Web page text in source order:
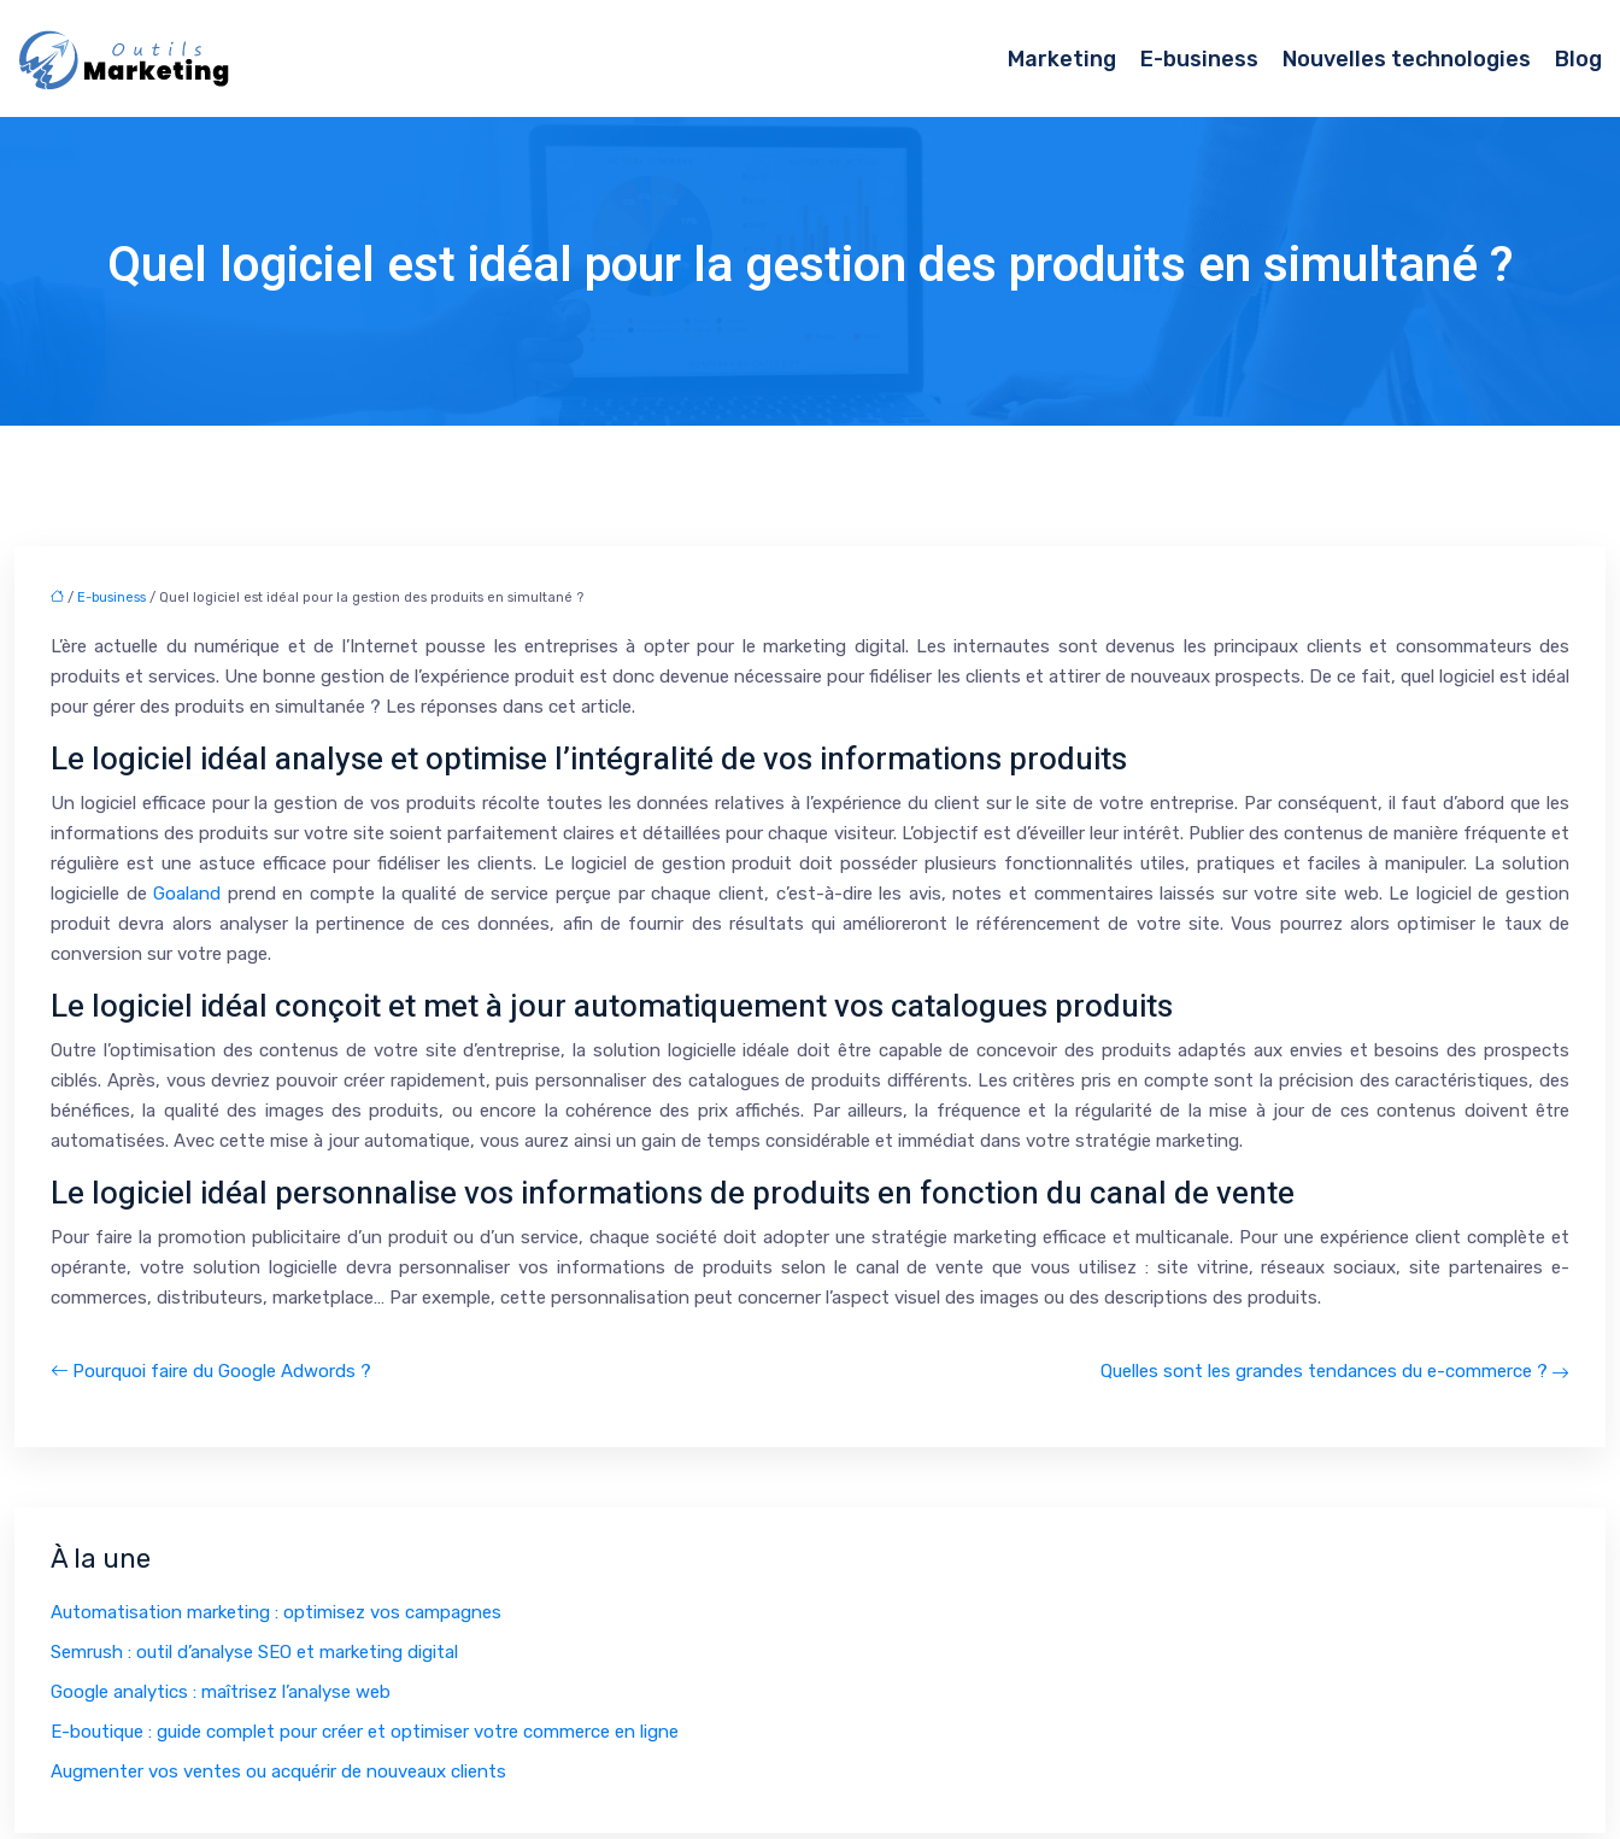
Marketing E-business Nouvelles technologies Blog
Quel logiciel est idéal pour la gestion des produits en simultané ?
/ E-business / Quel logiciel est idéal pour la gestion des produits en simultané ?
L’ère actuelle du numérique et de l’Internet pousse les entreprises à opter pour le marketing digital. Les internautes sont devenus les principaux clients et consommateurs des
produits et services. Une bonne gestion de l’expérience produit est donc devenue nécessaire pour fidéliser les clients et attirer de nouveaux prospects. De ce fait, quel logiciel est idéal
pour gérer des produits en simultanée ? Les réponses dans cet article.
Le logiciel idéal analyse et optimise l’intégralité de vos informations produits
Un logiciel efficace pour la gestion de vos produits récolte toutes les données relatives à l’expérience du client sur le site de votre entreprise. Par conséquent, il faut d’abord que les
informations des produits sur votre site soient parfaitement claires et détaillées pour chaque visiteur. L’objectif est d’éveiller leur intérêt. Publier des contenus de manière fréquente et
régulière est une astuce efficace pour fidéliser les clients. Le logiciel de gestion produit doit posséder plusieurs fonctionnalités utiles, pratiques et faciles à manipuler. La solution
logicielle deGoaland prend en compte la qualité de service perçue par chaque client, c’est-à-dire les avis, notes et commentaires laissés sur votre site web. Le logiciel de gestion
produit devra alors analyser la pertinence de ces données, afin de fournir des résultats qui amélioreront le référencement de votre site. Vous pourrez alors optimiser le taux de
conversion sur votre page.
Le logiciel idéal conçoit et met à jour automatiquement vos catalogues produits
Outre l’optimisation des contenus de votre site d’entreprise, la solution logicielle idéale doit être capable de concevoir des produits adaptés aux envies et besoins des prospects
ciblés. Après, vous devriez pouvoir créer rapidement, puis personnaliser des catalogues de produits différents. Les critères pris en compte sont la précision des caractéristiques, des
bénéfices, la qualité des images des produits, ou encore la cohérence des prix affichés. Par ailleurs, la fréquence et la régularité de la mise à jour de ces contenus doivent être
automatisées. Avec cette mise à jour automatique, vous aurez ainsi un gain de temps considérable et immédiat dans votre stratégie marketing.
Le logiciel idéal personnalise vos informations de produits en fonction du canal de vente
Pour faire la promotion publicitaire d’un produit ou d’un service, chaque société doit adopter une stratégie marketing efficace et multicanale. Pour une expérience client complète et
opérante, votre solution logicielle devra personnaliser vos informations de produits selon le canal de vente que vous utilisez : site vitrine, réseaux sociaux, site partenaires e-
commerces, distributeurs, marketplace… Par exemple, cette personnalisation peut concerner l’aspect visuel des images ou des descriptions des produits.
Pourquoi faire du Google Adwords ? Quelles sont les grandes tendances du e-commerce ?
À la une
Automatisation marketing : optimisez vos campagnes
Semrush : outil d’analyse SEO et marketing digital
Google analytics : maîtrisez l’analyse web
E-boutique : guide complet pour créer et optimiser votre commerce en ligne
Augmenter vos ventes ou acquérir de nouveaux clients